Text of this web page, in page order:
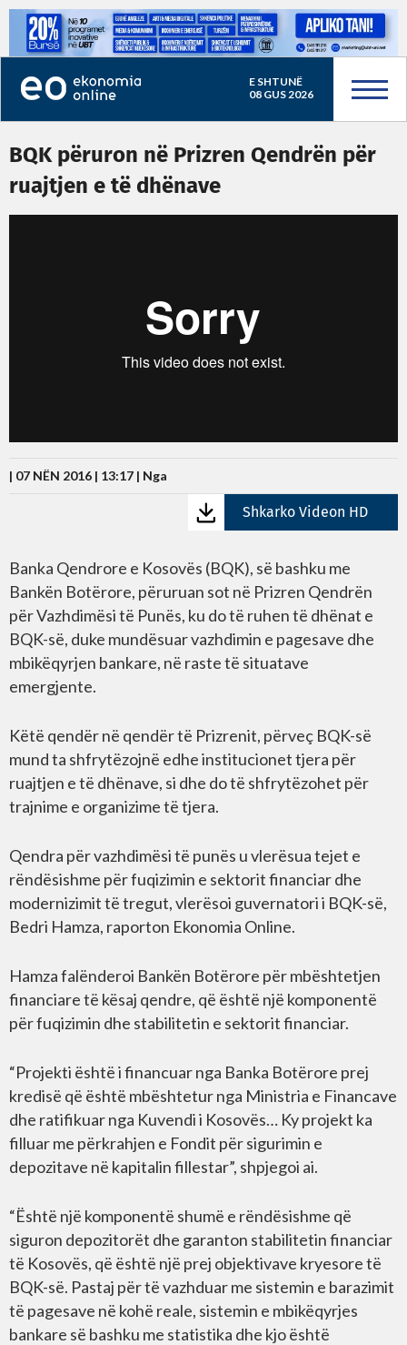
E SHTUNË
08 GUS 2026
BQK përuron në Prizren Qendrën për
ruajtjen e të dhënave
| 07 NËN 2016 | 13:17 | Nga
Shkarko Videon HD
Banka Qendrore e Kosovës (BQK), së bashku me
Bankën Botërore, përuruan sot në Prizren Qendrën
për Vazhdimësi të Punës, ku do të ruhen të dhënat e
BQK-së, duke mundësuar vazhdimin e pagesave dhe
mbikëqyrjen bankare, në raste të situatave
emergjente.
Këtë qendër në qendër të Prizrenit, përveç BQK-së
mund ta shfrytëzojnë edhe institucionet tjera për
ruajtjen e të dhënave, si dhe do të shfrytëzohet për
trajnime e organizime të tjera.
Qendra për vazhdimësi të punës u vlerësua tejet e
rëndësishme për fuqizimin e sektorit financiar dhe
modernizimit të tregut, vlerësoi guvernatori i BQK-së,
Bedri Hamza, raporton Ekonomia Online.
Hamza falënderoi Bankën Botërore për mbështetjen
financiare të kësaj qendre, që është një komponentë
për fuqizimin dhe stabilitetin e sektorit financiar.
“Projekti është i financuar nga Banka Botërore prej
kredisë që është mbështetur nga Ministria e Financave
dhe ratifikuar nga Kuvendi i Kosovës… Ky projekt ka
filluar me përkrahjen e Fondit për sigurimin e
depozitave në kapitalin fillestar”, shpjegoi ai.
“Është një komponentë shumë e rëndësishme që
siguron depozitorët dhe garanton stabilitetin financiar
të Kosovës, që është një prej objektivave kryesore të
BQK-së. Pastaj për të vazhduar me sistemin e barazimit
të pagesave në kohë reale, sistemin e mbikëqyrjes
bankare së bashku me statistika dhe kjo është